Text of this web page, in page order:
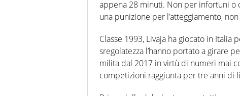
appena 28 minuti. Non per infortuni
una punizione per l’atteggiamento,
Classe 1993, Livaja ha giocato in Italia
sregolatezza l’hanno portato a girare
milita dal 2017 in virtù di numeri mai
competizioni raggiunta per tre anni di